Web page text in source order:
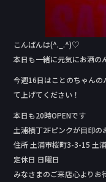
こんばんは(^._.^)♡
本日も一緒に元気にお酒の
今週16日はことのちゃん
て上げてください！
本日も20時OPENです
土浦横丁2Fピンクが目印の
住所 土浦市桜町3-3-15 土
定休日 日曜日
みなさまのご来店心よりお